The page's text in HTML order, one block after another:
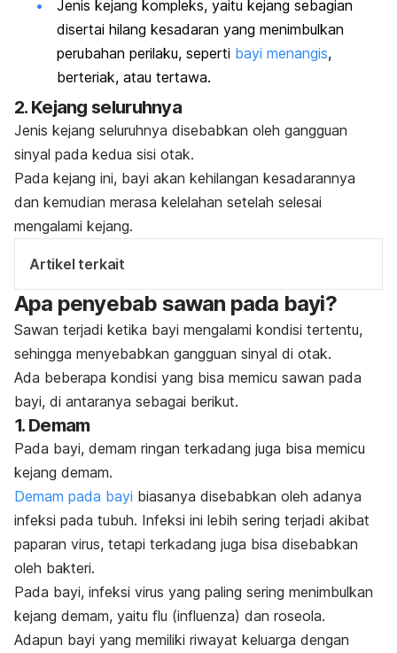
Jenis kejang kompleks, yaitu kejang sebagian
disertai hilang kesadaran yang menimbulkan
perubahan perilaku, seperti bayi menangis,
berteriak, atau tertawa.
2. Kejang seluruhnya
Jenis kejang seluruhnya disebabkan oleh gangguan
sinyal pada kedua sisi otak.
Pada kejang ini, bayi akan kehilangan kesadarannya
dan kemudian merasa kelelahan setelah selesai
mengalami kejang.
Artikel terkait
Apa penyebab sawan pada bayi?
Sawan terjadi ketika bayi mengalami kondisi tertentu,
sehingga menyebabkan gangguan sinyal di otak.
Ada beberapa kondisi yang bisa memicu sawan pada
bayi, di antaranya sebagai berikut.
1. Demam
Pada bayi, demam ringan terkadang juga bisa memicu
kejang demam.
Demam pada bayi biasanya disebabkan oleh adanya
infeksi pada tubuh. Infeksi ini lebih sering terjadi akibat
paparan virus, tetapi terkadang juga bisa disebabkan
oleh bakteri.
Pada bayi, infeksi virus yang paling sering menimbulkan
kejang demam, yaitu flu (influenza) dan roseola.
Adapun bayi yang memiliki riwayat keluarga dengan